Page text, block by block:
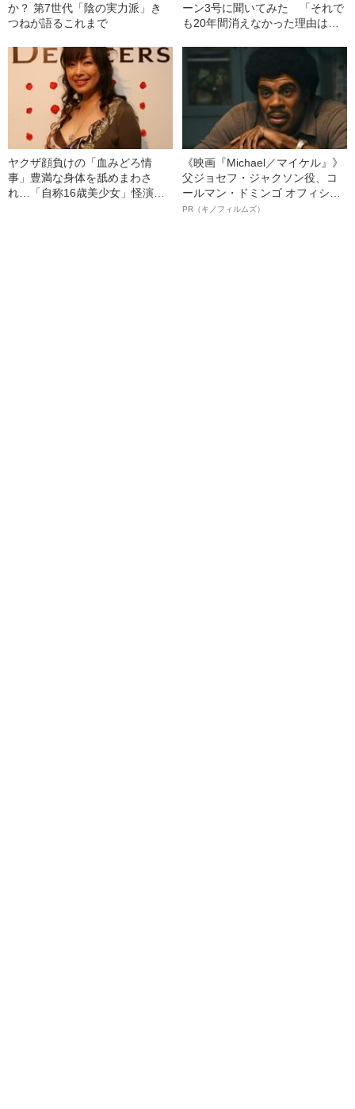
か？ 第7世代「陰の実力派」き
つねが語るこれまで
ーン3号に聞いてみた 「それで
も20年間消えなかった理由は何
ヤクザ顔負けの「血みどろ情
事」豊満な身体を舐めまわさ
れ…「自称16歳美少女」怪演
《映画『Michael／マイケル』》
父ジョセフ・ジャクソン役、コ
ールマン・ドミンゴ オフィシャ
ルインタビュー“観客を魅了した
PR（キノフィルムズ）